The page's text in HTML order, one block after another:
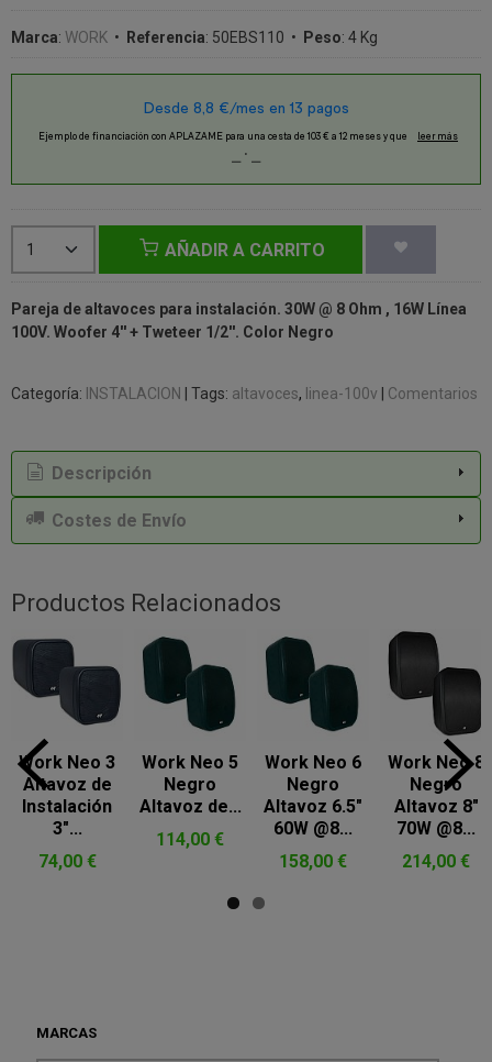
MARCAS
Marca: WORK • Referencia: 50EBS110 • Peso: 4 Kg
AÑADIR A CARRITO
Pareja de altavoces para instalación. 30W @ 8 Ohm , 16W Línea
100V. Woofer 4'' + Tweteer 1/2''. Color Negro
Categoría: INSTALACION Tags: altavoces linea-100v Comentarios
Descripción
Costes de Envío
Productos Relacionados
Work Neo 3
Altavoz de
Instalación
3"...
74,00 €
Work Neo 5
Negro
Altavoz de...
114,00 €
Work Neo 6
Negro
Altavoz 6.5"
60W @8...
158,00 €
Work Neo 8
Negro
Altavoz 8"
70W @8...
214,00 €